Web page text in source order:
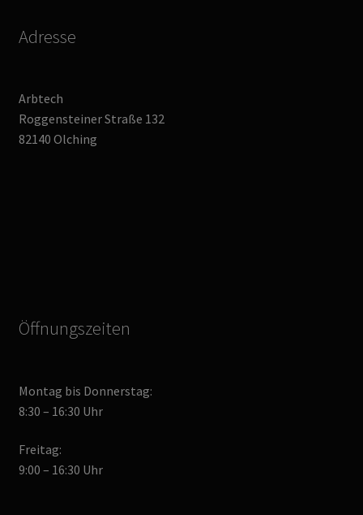
Adresse
Arbtech
Roggensteiner Straße 132
82140 Olching
Öffnungszeiten
Montag bis Donnerstag:
8:30 – 16:30 Uhr
Freitag:
9:00 – 16:30 Uhr